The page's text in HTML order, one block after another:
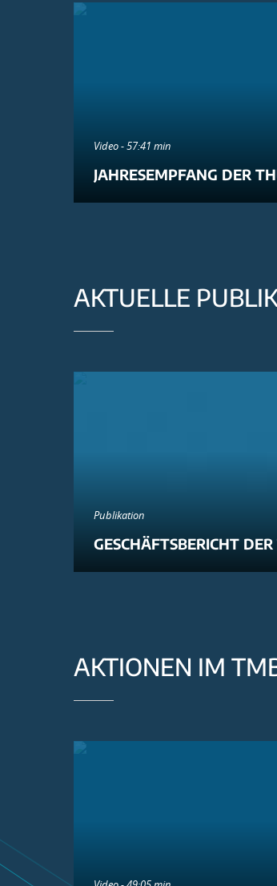
Video - 57:41 min
JAHRESEMPFANG DER
AKTUELLE
Publikation
GESCHÄFTSBERICHT
AKTIONEN IM